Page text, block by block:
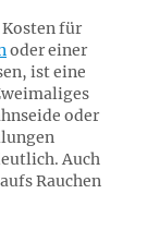
für
oder einer
ist eine
oder
Auch
Rauchen